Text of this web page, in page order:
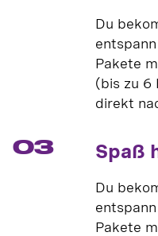
Du
Pakete
(bis zu 6
direkt
03 Spaß
Du
Pakete